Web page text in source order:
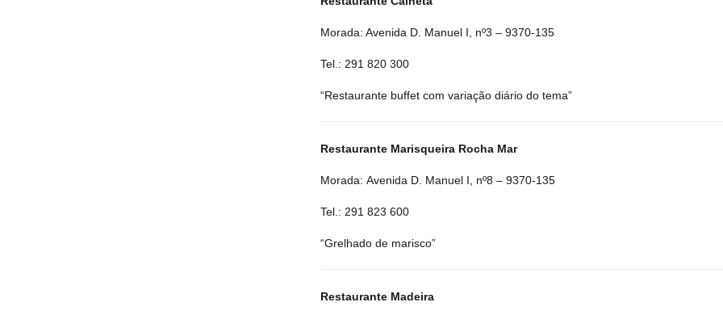
Morada: Avenida D. Manuel I, nº3 – 9370-135
Tel.: 291 820 300
“Restaurante buffet com variação diário do tema”
Restaurante Marisqueira Rocha Mar
Morada: Avenida D. Manuel I, nº8 – 9370-135
Tel.: 291 823 600
“Grelhado de marisco”
Restaurante Madeira